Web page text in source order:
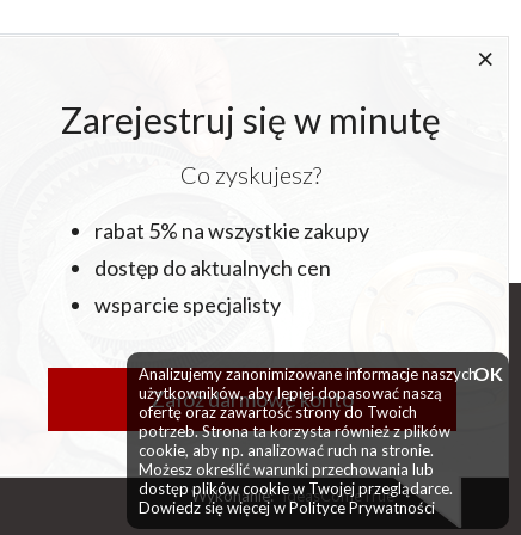
×
Zarejestruj się w minutę
Co zyskujesz?
rabat 5% na wszystkie zakupy
dostęp do aktualnych cen
wsparcie specjalisty
Załóż darmowe konto
biuro@wibako.pl
Wykonanie: IdeasComeTrue
Analizujemy zanonimizowane informacje naszych
użytkowników, aby lepiej dopasować naszą
ofertę oraz zawartość strony do Twoich
potrzeb. Strona ta korzysta również z plików
cookie, aby np. analizować ruch na stronie.
Możesz określić warunki przechowania lub
dostęp plików cookie w Twojej przeglądarce.
Dowiedz się więcej w Polityce Prywatności
OK